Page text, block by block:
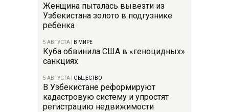
Женщина пыталась вывезти из
Узбекистана золото в подгузнике
ребенка
5 АВГУСТА В МИРЕ
Куба обвинила США в «геноцидных»
санкциях
5 АВГУСТА ОБЩЕСТВО
В Узбекистане реформируют
кадастровую систему и упростят
регистрацию недвижимости